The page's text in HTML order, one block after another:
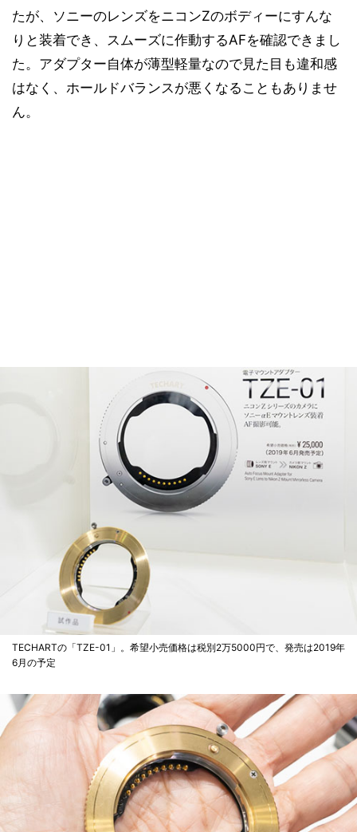
たが、ソニーのレンズをニコンZのボディーにすんな
りと装着でき、スムーズに作動するAFを確認できまし
た。アダプター自体が薄型軽量なので見た目も違和感
はなく、ホールドバランスが悪くなることもありませ
ん。
TECHARTの「TZE-01」。希望小売価格は税別2万5000円で、発売は2019年
6月の予定